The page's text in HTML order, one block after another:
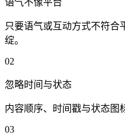
只要语气或互动方式不符合
绽。
02
忽略时间与状态
内容顺序、时间戳与状态图
03